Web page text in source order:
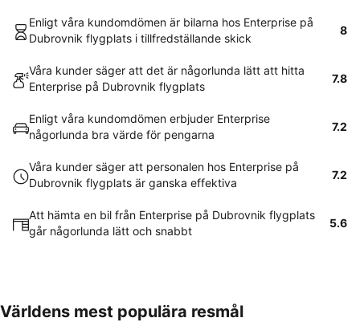
Enligt våra kundomdömen är bilarna hos Enterprise på
Dubrovnik flygplats i tillfredställande skick
8
Våra kunder säger att det är någorlunda lätt att hitta
Enterprise på Dubrovnik flygplats
7.8
Enligt våra kundomdömen erbjuder Enterprise
någorlunda bra värde för pengarna
7.2
Våra kunder säger att personalen hos Enterprise på
Dubrovnik flygplats är ganska effektiva
7.2
Att hämta en bil från Enterprise på Dubrovnik flygplats
går någorlunda lätt och snabbt
5.6
Världens mest populära resmål